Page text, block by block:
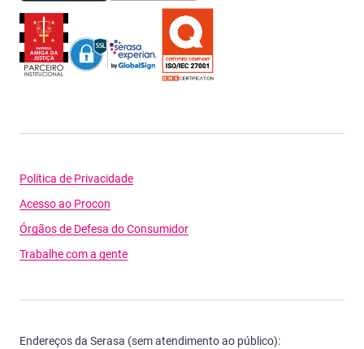
Política de Privacidade
Acesso ao Procon
Órgãos de Defesa do Consumidor
Trabalhe com a gente
Endereços da Serasa (sem atendimento ao público):